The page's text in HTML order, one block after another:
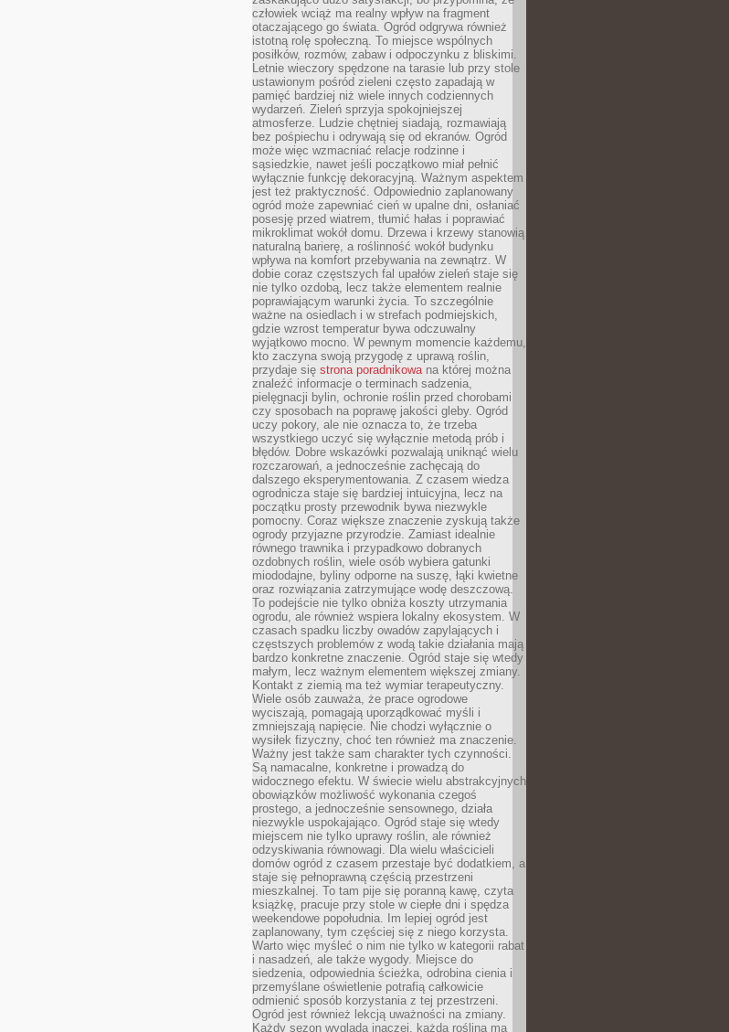
człowiek wciąż ma realny wpływ na fragment
otaczającego go świata. Ogród odgrywa również
istotną rolę społeczną. To miejsce wspólnych
posiłków, rozmów, zabaw i odpoczynku z bliskimi.
Letnie wieczory spędzone na tarasie lub przy stole
ustawionym pośród zieleni często zapadają w
pamięć bardziej niż wiele innych codziennych
wydarzeń. Zieleń sprzyja spokojniejszej
atmosferze. Ludzie chętniej siadają, rozmawiają
bez pośpiechu i odrywają się od ekranów. Ogród
może więc wzmacniać relacje rodzinne i
sąsiedzkie, nawet jeśli początkowo miał pełnić
wyłącznie funkcję dekoracyjną. Ważnym aspektem
jest też praktyczność. Odpowiednio zaplanowany
ogród może zapewniać cień w upalne dni, osłaniać
posesję przed wiatrem, tłumić hałas i poprawiać
mikroklimat wokół domu. Drzewa i krzewy stanowią
naturalną barierę, a roślinność wokół budynku
wpływa na komfort przebywania na zewnątrz. W
dobie coraz częstszych fal upałów zieleń staje się
nie tylko ozdobą, lecz także elementem realnie
poprawiającym warunki życia. To szczególnie
ważne na osiedlach i w strefach podmiejskich,
gdzie wzrost temperatur bywa odczuwalny
wyjątkowo mocno. W pewnym momencie każdemu,
kto zaczyna swoją przygodę z uprawą roślin,
przydaje się strona poradnikowana której można
znaleźć informacje o terminach sadzenia,
pielęgnacji bylin, ochronie roślin przed chorobami
czy sposobach na poprawę jakości gleby. Ogród
uczy pokory, ale nie oznacza to, że trzeba
wszystkiego uczyć się wyłącznie metodą prób i
błędów. Dobre wskazówki pozwalają uniknąć wielu
rozczarowań, a jednocześnie zachęcają do
dalszego eksperymentowania. Z czasem wiedza
ogrodnicza staje się bardziej intuicyjna, lecz na
początku prosty przewodnik bywa niezwykle
pomocny. Coraz większe znaczenie zyskują także
ogrody przyjazne przyrodzie. Zamiast idealnie
równego trawnika i przypadkowo dobranych
ozdobnych roślin, wiele osób wybiera gatunki
miododajne, byliny odporne na suszę, łąki kwietne
oraz rozwiązania zatrzymujące wodę deszczową.
To podejście nie tylko obniża koszty utrzymania
ogrodu, ale również wspiera lokalny ekosystem. W
czasach spadku liczby owadów zapylających i
częstszych problemów z wodą takie działania mają
bardzo konkretne znaczenie. Ogród staje się wtedy
małym, lecz ważnym elementem większej zmiany.
Kontakt z ziemią ma też wymiar terapeutyczny.
Wiele osób zauważa, że prace ogrodowe
wyciszają, pomagają uporządkować myśli i
zmniejszają napięcie. Nie chodzi wyłącznie o
wysiłek fizyczny, choć ten również ma znaczenie.
Ważny jest także sam charakter tych czynności.
Są namacalne, konkretne i prowadzą do
widocznego efektu. W świecie wielu abstrakcyjnych
obowiązków możliwość wykonania czegoś
prostego, a jednocześnie sensownego, działa
niezwykle uspokajająco. Ogród staje się wtedy
miejscem nie tylko uprawy roślin, ale również
odzyskiwania równowagi. Dla wielu właścicieli
domów ogród z czasem przestaje być dodatkiem, a
staje się pełnoprawną częścią przestrzeni
mieszkalnej. To tam pije się poranną kawę, czyta
książkę, pracuje przy stole w ciepłe dni i spędza
weekendowe popołudnia. Im lepiej ogród jest
zaplanowany, tym częściej się z niego korzysta.
Warto więc myśleć o nim nie tylko w kategorii rabat
i nasadzeń, ale także wygody. Miejsce do
siedzenia, odpowiednia ścieżka, odrobina cienia i
przemyślane oświetlenie potrafią całkowicie
odmienić sposób korzystania z tej przestrzeni.
Ogród jest również lekcją uważności na zmiany.
Każdy sezon wygląda inaczej, każda roślina ma